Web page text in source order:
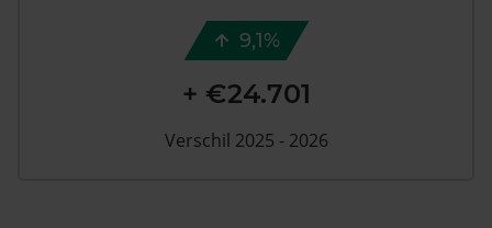
9,1%
+ €24.701
Verschil 2025 - 2026